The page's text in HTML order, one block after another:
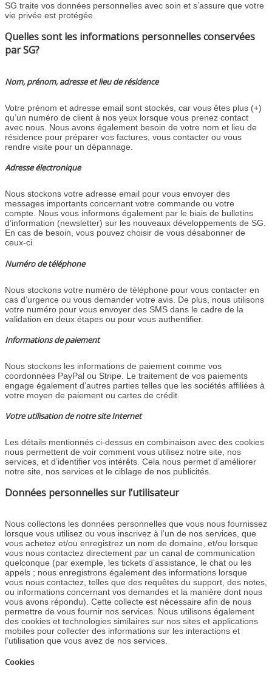
SG traite vos données personnelles avec soin et s’assure que votre
vie privée est protégée.
Quelles sont les informations personnelles conservées
par SG?
Nom, prénom, adresse et lieu de résidence
Votre prénom et adresse email sont stockés, car vous êtes plus (+)
qu’un numéro de client à nos yeux lorsque vous prenez contact
avec nous. Nous avons également besoin de votre nom et lieu de
résidence pour préparer vos factures, vous contacter ou vous
rendre visite pour un dépannage.
Adresse électronique
Nous stockons votre adresse email pour vous envoyer des
messages importants concernant votre commande ou votre
compte. Nous vous informons également par le biais de bulletins
d’information (newsletter) sur les nouveaux développements de SG.
En cas de besoin, vous pouvez choisir de vous désabonner de
ceux-ci.
Numéro de téléphone
Nous stockons votre numéro de téléphone pour vous contacter en
cas d’urgence ou vous demander votre avis. De plus, nous utilisons
votre numéro pour vous envoyer des SMS dans le cadre de la
validation en deux étapes ou pour vous authentifier.
Informations de paiement
Nous stockons les informations de paiement comme vos
coordonnées PayPal ou Stripe. Le traitement de vos paiements
engage également d’autres parties telles que les sociétés affiliées à
votre moyen de paiement ou cartes de crédit.
Votre utilisation de notre site Internet
Les détails mentionnés ci-dessus en combinaison avec des cookies
nous permettent de voir comment vous utilisez notre site, nos
services, et d’identifier vos intérêts. Cela nous permet d’améliorer
notre site, nos services et le ciblage de nos publicités.
Données personnelles sur l’utilisateur
Nous collectons les données personnelles que vous nous fournissez
lorsque vous utilisez ou vous inscrivez à l’un de nos services, que
vous achetez et/ou enregistrez un nom de domaine, et/ou lorsque
vous nous contactez directement par un canal de communication
quelconque (par exemple, les tickets d’assistance, le chat ou les
appels ; nous enregistrons également des informations lorsque
vous nous contactez, telles que des requêtes du support, des notes,
ou informations concernant vos demandes et la manière dont nous
vous avons répondu). Cette collecte est nécessaire afin de nous
permettre de vous fournir nos services. Nous utilisons également
des cookies et technologies similaires sur nos sites et applications
mobiles pour collecter des informations sur les interactions et
l’utilisation que vous avez de nos services.
Cookies